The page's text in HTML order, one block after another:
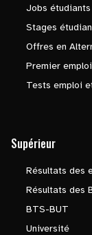
Jobs étudiants
Stages
Offres en
Premier emploi
Tests emploi
Supérieur
Résultats des
Résultats des
BTS-BUT
Université